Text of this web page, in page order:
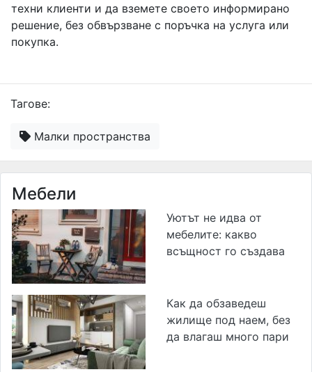
техни клиенти и да вземете своето информирано
решение, без обвързване с поръчка на услуга или
покупка.
Тагове:
Малки пространства
Мебели
Уютът не идва от
мебелите: какво
всъщност го създава
Как да обзаведеш
жилище под наем, без
да влагаш много пари